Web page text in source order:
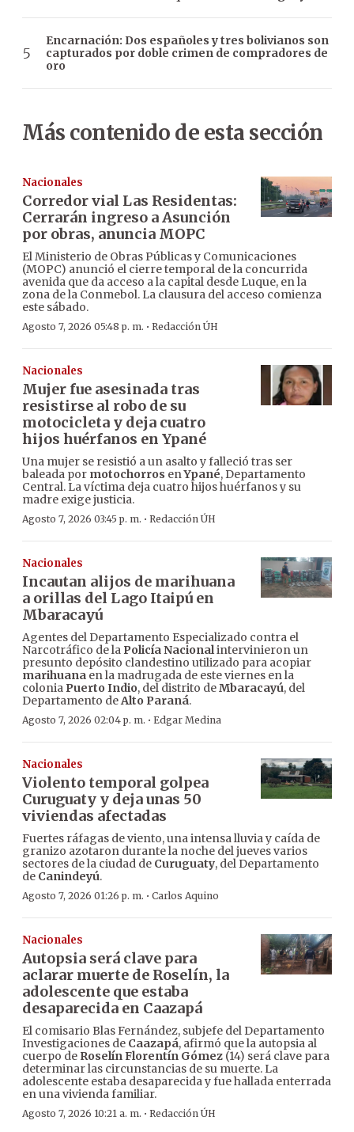
Encarnación: Dos españoles y tres bolivianos son
capturados por doble crimen de compradores de
oro
Más contenido de esta sección
Nacionales
Corredor vial Las Residentas:
Cerrarán ingreso a Asunción
por obras, anuncia MOPC
El Ministerio de Obras Públicas y Comunicaciones
(MOPC) anunció el cierre temporal de la concurrida
avenida que da acceso a la capital desde Luque, en la
zona de la Conmebol. La clausura del acceso comienza
este sábado.
Agosto 7, 2026 05:48 p. m. · Redacción ÚH
Nacionales
Mujer fue asesinada tras
resistirse al robo de su
motocicleta y deja cuatro
hijos huérfanos en Ypané
Una mujer se resistió a un asalto y falleció tras ser
baleada por motochorros enYpané, Departamento
Central. La víctima deja cuatro hijos huérfanos y su
madre exige justicia.
Agosto 7, 2026 03:45 p. m. · Redacción ÚH
Nacionales
Incautan alijos de marihuana
a orillas del Lago Itaipú en
Mbaracayú
Agentes del Departamento Especializado contra el
Narcotráfico de la Policía Nacionalintervinieron un
presunto depósito clandestino utilizado para acopiar
marihuana en la madrugada de este viernes en la
colonia Puerto Indio, del distrito deMbaracayú, del
Departamento deAlto Paraná.
Agosto 7, 2026 02:04 p. m. · Edgar Medina
Nacionales
Violento temporal golpea
Curuguaty y deja unas 50
viviendas afectadas
Fuertes ráfagas de viento, una intensa lluvia y caída de
granizo azotaron durante la noche del jueves varios
sectores de la ciudad de Curuguaty, del Departamento
de Canindeyú.
Agosto 7, 2026 01:26 p. m. · Carlos Aquino
Nacionales
Autopsia será clave para
aclarar muerte de Roselín, la
adolescente que estaba
desaparecida en Caazapá
El comisario Blas Fernández, subjefe del Departamento
Investigaciones de Caazapá, afirmó que la autopsia al
cuerpo de Roselín Florentín Gómez (14) será clave para
determinar las circunstancias de su muerte. La
adolescente estaba desaparecida y fue hallada enterrada
en una vivienda familiar.
Agosto 7, 2026 10:21 a. m. · Redacción ÚH